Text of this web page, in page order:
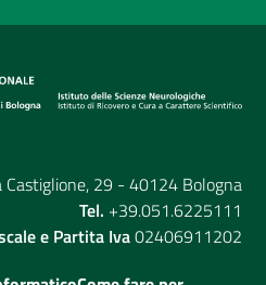
Castiglione, 29 - 40124 Bologna
Tel. +39.051.6225111
e Partita Iva02406911202